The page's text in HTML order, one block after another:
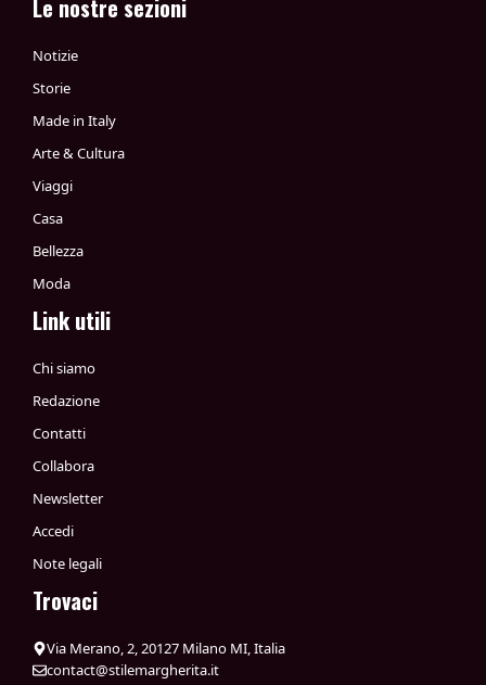
Le nostre sezioni
Notizie
Storie
Made in Italy
Arte & Cultura
Viaggi
Casa
Bellezza
Moda
Link utili
Chi siamo
Redazione
Contatti
Collabora
Newsletter
Accedi
Note legali
Trovaci
Via Merano, 2, 20127 Milano MI, Italia
contact@stilemargherita.it